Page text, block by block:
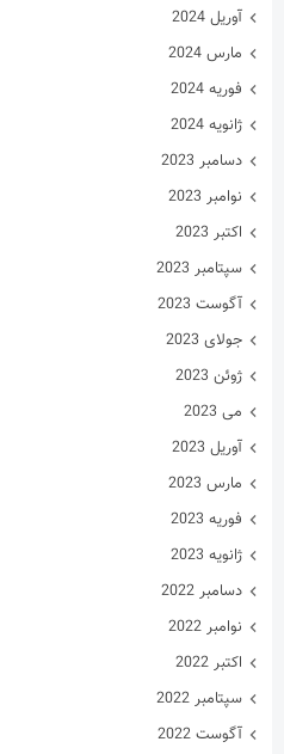
آوریل 2024
مارس 2024
فوریه 2024
ژانویه 2024
دسامبر 2023
نوامبر 2023
اکتبر 2023
سپتامبر 2023
آگوست 2023
جولای 2023
ژوئن 2023
می 2023
آوریل 2023
مارس 2023
فوریه 2023
ژانویه 2023
دسامبر 2022
نوامبر 2022
اکتبر 2022
سپتامبر 2022
آگوست 2022